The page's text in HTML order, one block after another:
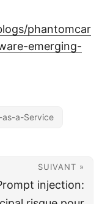
phantomcar
emerging-
as-a-Service
SUIVANT »
injection: